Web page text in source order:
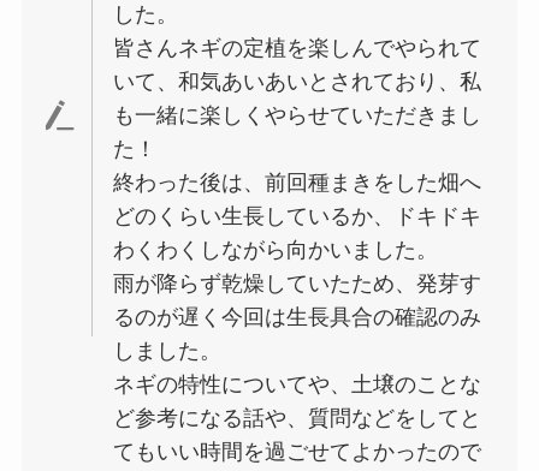
した。
皆さんネギの定植を楽しんでやられて
いて、和気あいあいとされており、私
も一緒に楽しくやらせていただきまし
た！
終わった後は、前回種まきをした畑へ
どのくらい生長しているか、ドキドキ
わくわくしながら向かいました。
雨が降らず乾燥していたため、発芽す
るのが遅く今回は生長具合の確認のみ
しました。
ネギの特性についてや、土壌のことな
ど参考になる話や、質問などをしてと
てもいい時間を過ごせてよかったので